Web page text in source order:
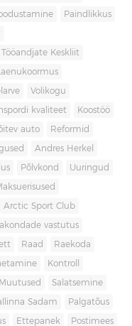
Paindlikkus
Tööandjate Keskliit
Laenukoormus
Volikogu
kvaliteet Koostöö
auto Reformid
Andres Herkel
Põlvkond Uuringud
Arctic Sport Club
vastutus
Raad Raekoda
Kontroll
Muutused Salatsemine
Sadam Palgatõus
Ettepanek Postimees